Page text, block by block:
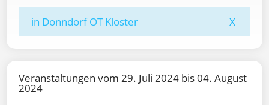
in Donndorf OT Kloster X
Veranstaltungen vom 29. Juli 2024 bis 04. August
2024